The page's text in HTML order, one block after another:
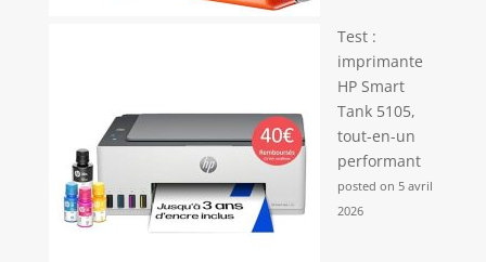
Test :
imprimante
HP Smart
Tank 5105,
tout-en-un
performant
posted on 5 avril
2026